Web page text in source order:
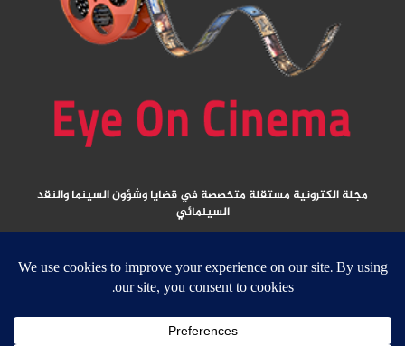
مجلة الكترونية مستقلة متخصصة في قضايا وشؤون السينما والنقد
السينمائي
جميع الحقوق محفوظة ولا يسمح بإعادة نشر أي مادة من المواد المنشورة في هذا
الموقع إلا بعد الحصول على تصريح مكتوب من الناشر/ رئيس التحرير